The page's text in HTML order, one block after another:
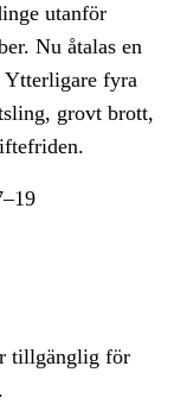
utanför
Nu åtalas en
Ytterligare fyra
grovt brott,
tillgänglig för